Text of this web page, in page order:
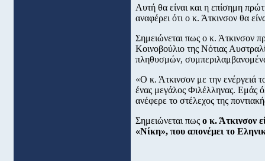
Αυτή θα είναι και η επίσημη
αναφέρει ότι ο κ. Άτκινσον θα
Σημειώνεται πως ο κ. Άτκινσον
Κοινοβούλιο της Νότιας
πληθυσμών,
«Ο κ. Άτκινσον με την ενέργειά
ένας μεγάλος Φιλέλληνας. Εμάς
ανέφερε το στέλεχος της
Σημειώνεται πως ο κ. Άτκινσον
«Νίκη», που απονέμει το